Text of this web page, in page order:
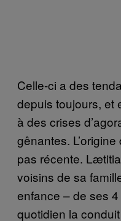
Celle-ci a des
depuis toujours, et
à des crises
gênantes.
pas récente.
voisins de sa
enfance – de ses 4
quotidien la